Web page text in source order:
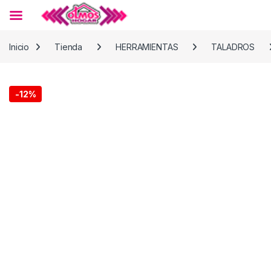
Inicio
Tienda HERRAMIENTAS TALADROS
-12%